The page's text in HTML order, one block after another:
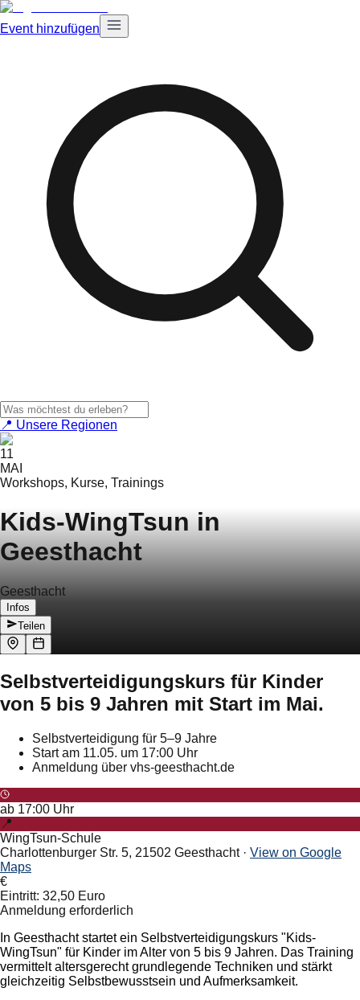
Event hinzufügen
📍 Unsere Regionen
11
MAI
Workshops, Kurse, Trainings
Kids-WingTsun in
Geesthacht
Geesthacht
Infos
Teilen
Selbstverteidigungskurs für Kinder
von 5 bis 9 Jahren mit Start im Mai.
Selbstverteidigung für 5–9 Jahre
Start am 11.05. um 17:00 Uhr
Anmeldung über vhs-geesthacht.de
ab 17:00 Uhr
📍
WingTsun-Schule
Charlottenburger Str. 5, 21502 Geesthacht· View on Google
Maps
€
Eintritt: 32,50 Euro
Anmeldung erforderlich
In Geesthacht startet ein Selbstverteidigungskurs "Kids-
WingTsun" für Kinder im Alter von 5 bis 9 Jahren. Das Training
vermittelt altersgerecht grundlegende Techniken und stärkt
gleichzeitig Selbstbewusstsein und Aufmerksamkeit.